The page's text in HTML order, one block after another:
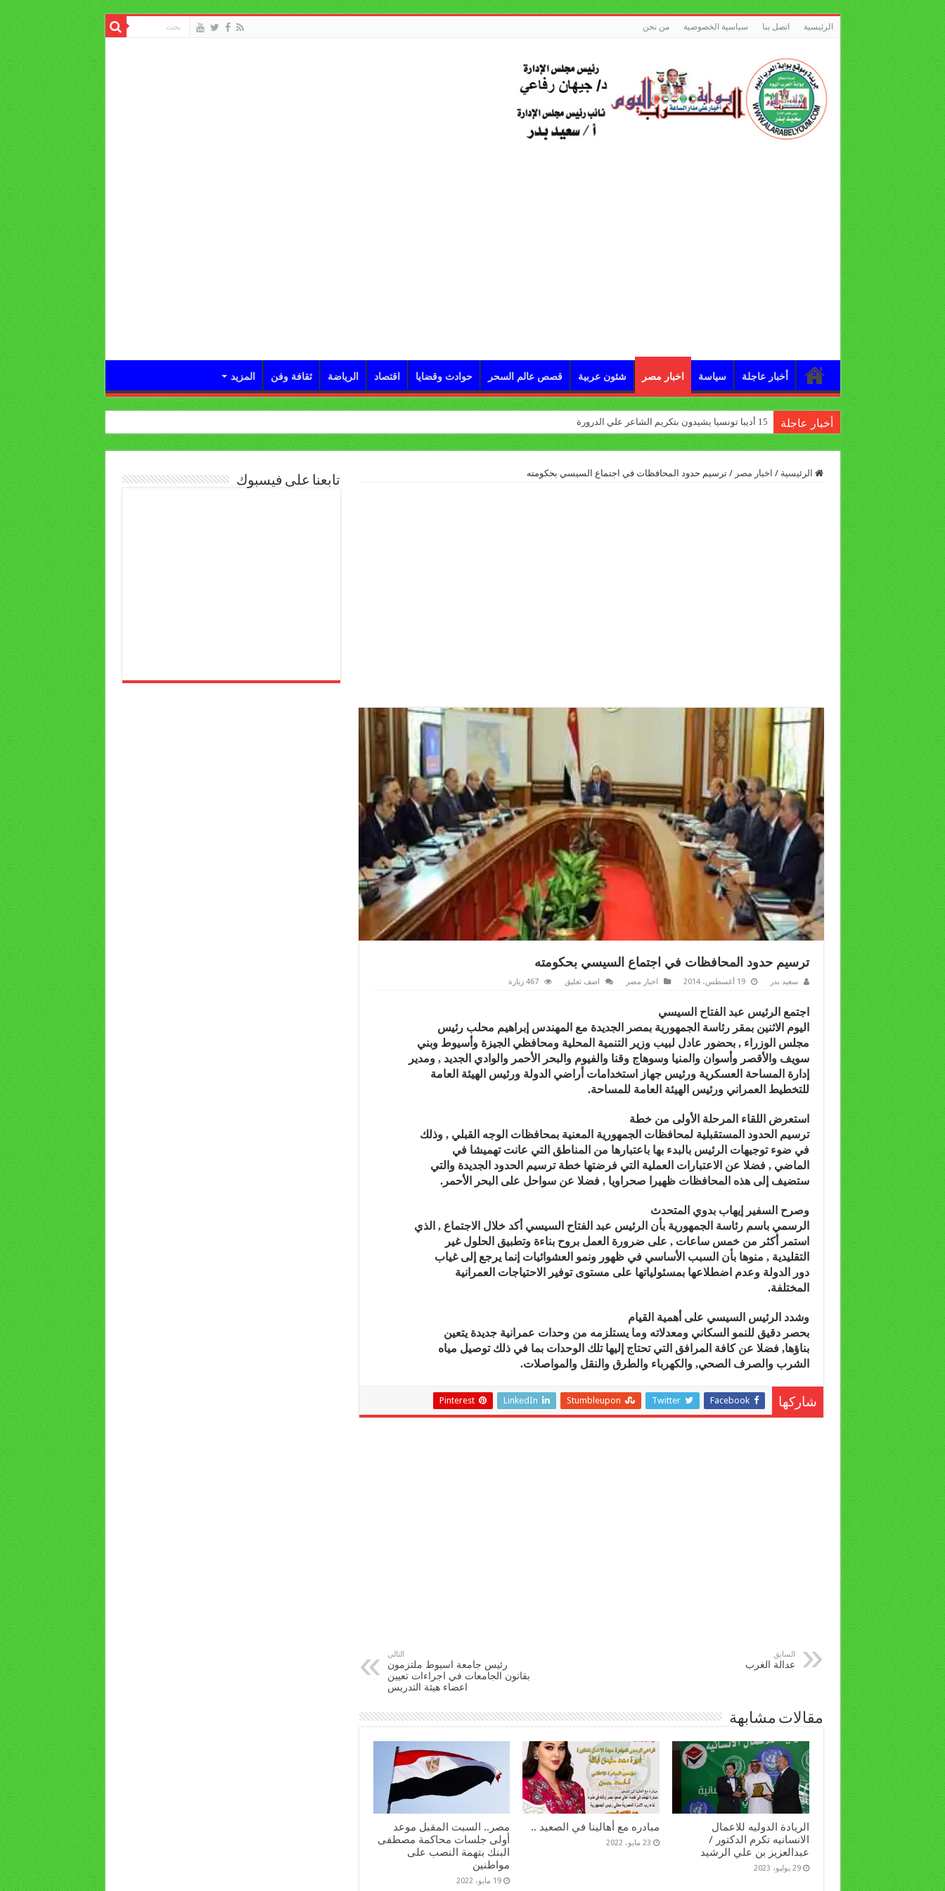
الرئيسية اتصل بنا سياسية الخصوصية من نحن
أخبار عاجلة سياسة اخبار مصر شئون عربية قصص عالم السحر حوادث وقضايا اقتصاد الرياضة ثقافة وفن المزيد
أخبار عاجلة 15 أديبا تونسيا يشيدون بتكريم الشاعر علي الدرورة
الرئيسية / اخبار مصر / ترسيم حدود المحافظات في اجتماع السيسي بحكومته
ترسيم حدود المحافظات في اجتماع السيسي بحكومته
سعيد بدر 19 أغسطس، 2014 اخبار مصر اضف تعليق 467 زيارة
اجتمع الرئيس عبد الفتاح السيسي
اليوم الاثنين بمقر رئاسة الجمهورية بمصر الجديدة مع المهندس إبراهيم محلب رئيس
مجلس الوزراء , بحضور عادل لبيب وزير التنمية المحلية ومحافظي الجيزة وأسيوط وبني
سويف والأقصر وأسوان والمنيا وسوهاج وقنا والفيوم والبحر الأحمر والوادي الجديد , ومدير
إدارة المساحة العسكرية ورئيس جهاز استخدامات أراضي الدولة ورئيس الهيئة العامة
للتخطيط العمراني ورئيس الهيئة العامة للمساحة.
استعرض اللقاء المرحلة الأولى من خطة
ترسيم الحدود المستقبلية لمحافظات الجمهورية المعنية بمحافظات الوجه القبلي , وذلك
في ضوء توجيهات الرئيس بالبدء بها باعتبارها من المناطق التي عانت تهميشا في
الماضي , فضلا عن الاعتبارات العملية التي فرضتها خطة ترسيم الحدود الجديدة والتي
ستضيف إلى هذه المحافظات ظهيرا صحراويا , فضلا عن سواحل على البحر الأحمر.
وصرح السفير إيهاب بدوي المتحدث
الرسمي باسم رئاسة الجمهورية بأن الرئيس عبد الفتاح السيسي أكد خلال الاجتماع , الذي
استمر أكثر من خمس ساعات , على ضرورة العمل بروح بناءة وتطبيق الحلول غير
التقليدية , منوها بأن السبب الأساسي في ظهور ونمو العشوائيات إنما يرجع إلى غياب
دور الدولة وعدم اضطلاعها بمسئولياتها على مستوى توفير الاحتياجات العمرانية
المختلفة.
وشدد الرئيس السيسي على أهمية القيام
بحصر دقيق للنمو السكاني ومعدلاته وما يستلزمه من وحدات عمرانية جديدة يتعين
بناؤها, فضلا عن كافة المرافق التي تحتاج إليها تلك الوحدات بما في ذلك توصيل مياه
الشرب والصرف الصحي, والكهرباء والطرق والنقل والمواصلات.
شاركها Facebook
Twitter
Stumbleupon
LinkedIn
Pinterest
السابق
عدالة الغرب
التالي
رئيس جامعة اسيوط ملتزمون
بقانون الجامعات في اجراءات تعيين
اعضاء هيئة التدريس
مقالات مشابهة
الريادة الدوليه للاعمال
الانسانيه تكرم الدكتور /
عبدالعزيز بن علي الرشيد
29 يوليو، 2023
مبادره مع أهالينا في الصعيد ..
23 مايو، 2022
مصر.. السبت المقبل موعد
أولى جلسات محاكمة مصطفى
البنك بتهمة النصب على
مواطنين
19 مايو، 2022
تابعنا على فيسبوك